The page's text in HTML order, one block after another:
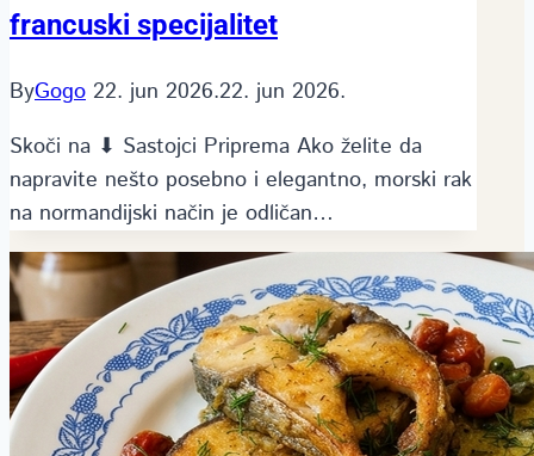
francuski specijalitet
ByGogo 22. jun 2026.22. jun 2026.
Skoči na ⬇ Sastojci Priprema Ako želite da
napravite nešto posebno i elegantno, morski rak
na normandijski način je odličan…